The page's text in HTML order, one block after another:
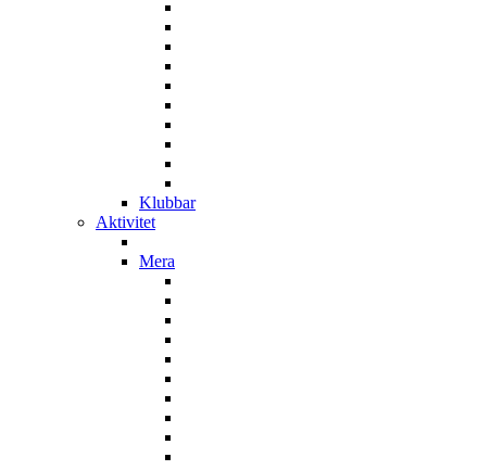
Klubbar
Aktivitet
Mera